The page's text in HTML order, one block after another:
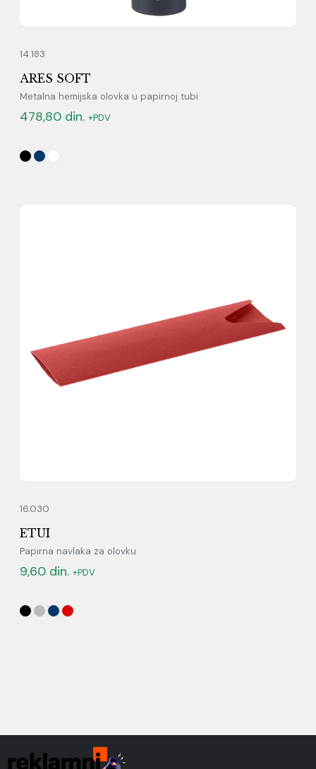
14.183
ARES SOFT
Metalna hemijska olovka u papirnoj tubi
478,80 din. +PDV
16.030
ETUI
Papirna navlaka za olovku
9,60 din. +PDV